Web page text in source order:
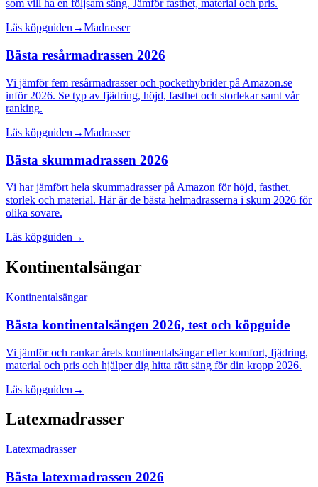
som vill ha en följsam säng. Jämför fasthet, material och pris.
Läs köpguiden →Madrasser
Bästa resårmadrassen 2026
Vi jämför fem resårmadrasser och pockethybrider på Amazon.se
inför 2026. Se typ av fjädring, höjd, fasthet och storlekar samt vår
ranking.
Läs köpguiden →Madrasser
Bästa skummadrassen 2026
Vi har jämfört hela skummadrasser på Amazon för höjd, fasthet,
storlek och material. Här är de bästa helmadrasserna i skum 2026 för
olika sovare.
Läs köpguiden →
Kontinentalsängar
Kontinentalsängar
Bästa kontinentalsängen 2026, test och köpguide
Vi jämför och rankar årets kontinentalsängar efter komfort, fjädring,
material och pris och hjälper dig hitta rätt säng för din kropp 2026.
Läs köpguiden →
Latexmadrasser
Latexmadrasser
Bästa latexmadrassen 2026